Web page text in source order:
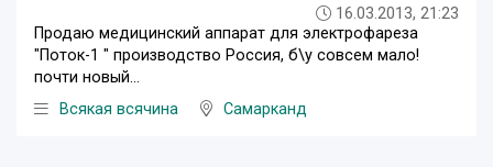
16.03.2013, 21:23
Продаю медицинский аппарат для электрофареза
"Поток-1 " производство Россия, б\у совсем мало!
почти новый...
Всякая всячина
Самарканд